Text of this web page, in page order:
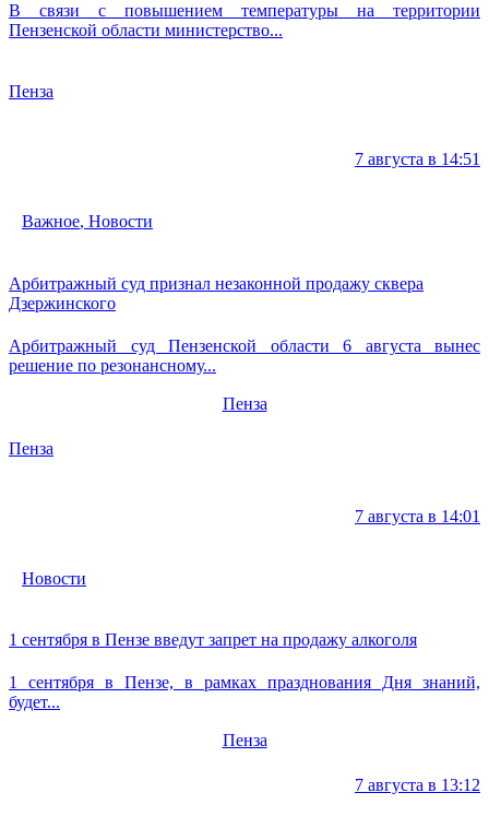
В связи с повышением температуры на территории
Пензенской области министерство...
Пенза
7 августа в 14:51
Важное, Новости
Арбитражный суд признал незаконной продажу сквера
Дзержинского
Арбитражный суд Пензенской области 6 августа вынес
решение по резонансному...
Пенза
Пенза
7 августа в 14:01
Новости
1 сентября в Пензе введут запрет на продажу алкоголя
1 сентября в Пензе, в рамках празднования Дня знаний,
будет...
Пенза
7 августа в 13:12